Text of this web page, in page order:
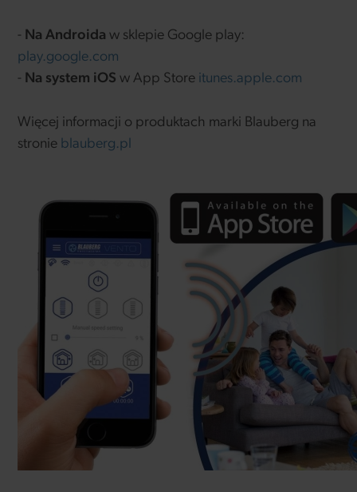
- Na Androida w sklepie Google play:
play.google.com
- Na system iOS w App Store itunes.apple.com
Więcej informacji o produktach marki Blauberg na
stronie blauberg.pl